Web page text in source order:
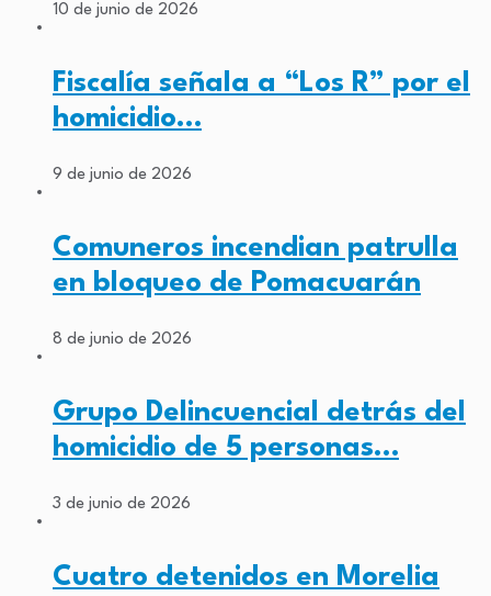
10 de junio de 2026
Fiscalía señala a “Los R” por el
homicidio…
9 de junio de 2026
Comuneros incendian patrulla
en bloqueo de Pomacuarán
8 de junio de 2026
Grupo Delincuencial detrás del
homicidio de 5 personas…
3 de junio de 2026
Cuatro detenidos en Morelia